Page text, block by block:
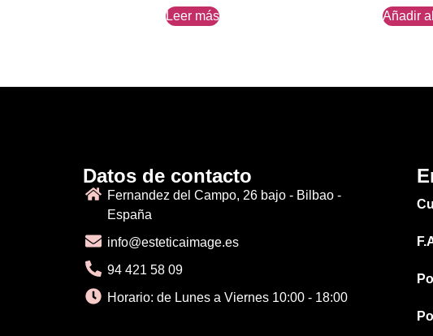
Leer más Añadir
Datos de contacto
Fernandez del Campo, 26 bajo - Bilbao -
España
info@esteticaimage.es
94 421 58 09
Horario: de Lunes a Viernes 10:00 - 18:00